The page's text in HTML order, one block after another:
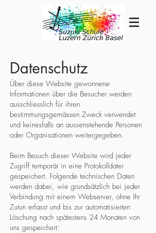
Datenschutz
Über diese Website gewonnene
Informationen über die Besucher werden
ausschliesslich für ihren
bestimmungsgemässen Zweck verwendet
und keinesfalls an aussenstehende Personen
oder Organisationen weitergegeben.
Beim Besuch dieser Website wird jeder
Zugriff temporär in eine Protokolldatei
gespeichert. Folgende technischen Daten
werden dabei, wie grundsätzlich bei jeder
Verbindung mit einem Webserver, ohne Ihr
Zutun erfasst und bis zur automatisierten
Löschung nach spätestens 24 Monaten von
uns gespeichert: